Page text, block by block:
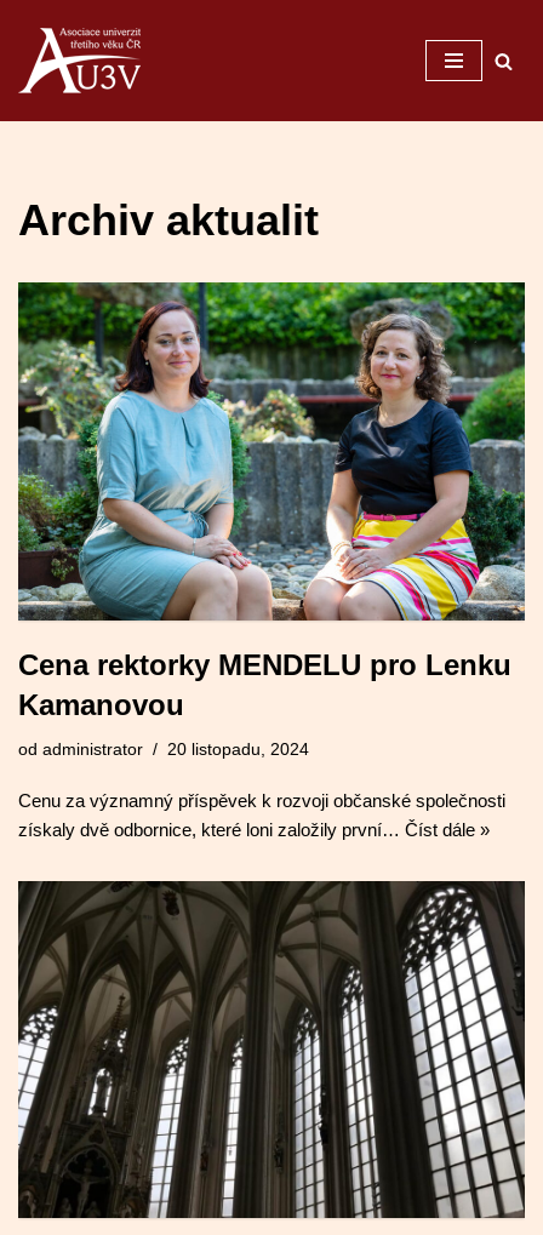
Přeskočit
na
obsah
Archiv aktualit
Cena rektorky MENDELU pro Lenku
Kamanovou
od administrator 20 listopadu, 2024
Cenu za významný příspěvek k rozvoji občanské společnosti
získaly dvě odbornice, které loni založily první… Číst dále »